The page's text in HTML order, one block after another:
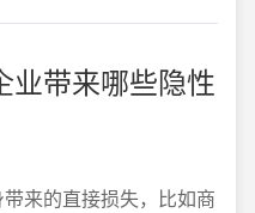
业带来哪些隐性
来的直接损失，比如商